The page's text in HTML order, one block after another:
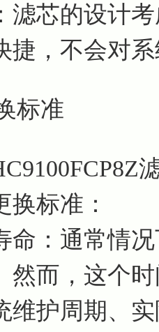
滤芯的设计
捷，不会对
标准
换标准：
命：通常情
然而，这个
维护周期、